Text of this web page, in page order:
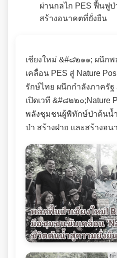
เชียงใหม่ &#๘๒๑๑; ผนึก
เคลื่อน PES สู่ Nature
รักษ์ไทย ผนึกกำลังภาครั
เปิดเวที &#๘๒๒๐;Nature
พลังชุมชนผู้พิทักษ์ป่าต้นน้
ป่า สร้างฝาย และสร้างอ